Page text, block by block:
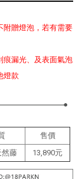
附贈燈泡，若有需要
痕漏光、及表面氣泡
燈款
售價
然藤 13,890元